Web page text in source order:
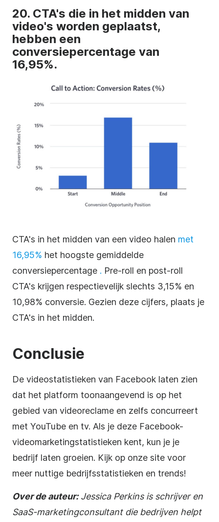
20. CTA's die in het midden van
video's worden geplaatst,
hebben een
conversiepercentage van
16,95%.
CTA's in het midden van een video halen met
16,95% het hoogste gemiddelde
conversiepercentage . Pre-roll en post-roll
CTA's krijgen respectievelijk slechts 3,15% en
10,98% conversie. Gezien deze cijfers, plaats je
CTA's in het midden.
Conclusie
De videostatistieken van Facebook laten zien
dat het platform toonaangevend is op het
gebied van videoreclame en zelfs concurreert
met YouTube en tv. Als je deze Facebook-
videomarketingstatistieken kent, kun je je
bedrijf laten groeien. Kijk op onze site voor
meer nuttige bedrijfsstatistieken en trends!
Over de auteur:Jessica Perkins is schrijver en
SaaS-marketingconsultant die bedrijven helpt